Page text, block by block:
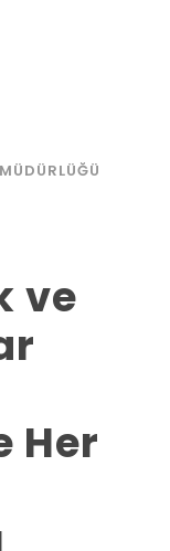
ve
Her